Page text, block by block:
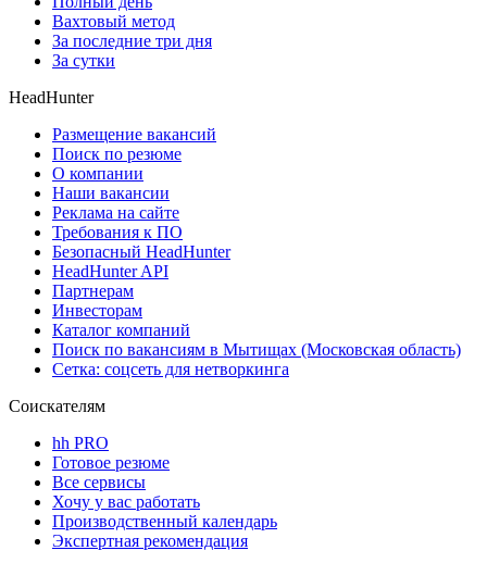
Вахтовый метод
За последние три дня
За сутки
HeadHunter
Размещение вакансий
Поиск по резюме
О компании
Наши вакансии
Реклама на сайте
Требования к ПО
Безопасный HeadHunter
HeadHunter API
Партнерам
Инвесторам
Каталог компаний
Поиск по вакансиям в Мытищах (Московская область)
Сетка: соцсеть для нетворкинга
Соискателям
hh PRO
Готовое резюме
Все сервисы
Хочу у вас работать
Производственный календарь
Экспертная рекомендация